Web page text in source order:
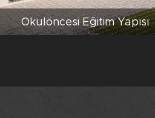
Okulöncesi Eğitim Yapısı